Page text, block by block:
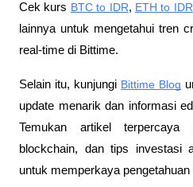
Cek kurs BTC to IDR, ETH to IDR
lainnya untuk mengetahui tren
real-time di Bittime.
Selain itu, kunjungi Bittime Blog
update menarik dan informasi
Temukan artikel terpercaya
blockchain, dan tips investasi
untuk memperkaya pengetahuan